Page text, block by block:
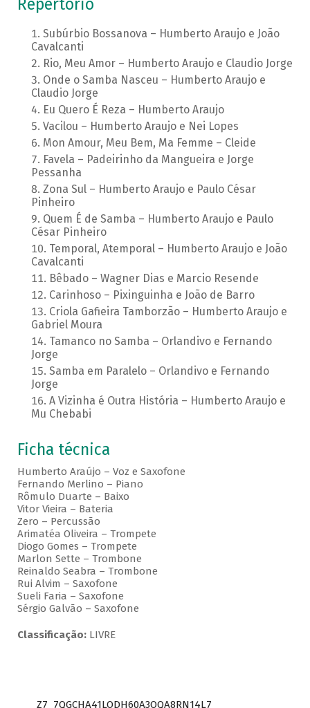
Repertório
Subúrbio Bossanova – Humberto Araujo e João
Cavalcanti
Rio, Meu Amor – Humberto Araujo e Claudio Jorge
Onde o Samba Nasceu – Humberto Araujo e
Claudio Jorge
Eu Quero É Reza – Humberto Araujo
Vacilou – Humberto Araujo e Nei Lopes
Mon Amour, Meu Bem, Ma Femme – Cleide
Favela – Padeirinho da Mangueira e Jorge
Pessanha
Zona Sul – Humberto Araujo e Paulo César
Pinheiro
Quem É de Samba – Humberto Araujo e Paulo
César Pinheiro
Temporal, Atemporal – Humberto Araujo e João
Cavalcanti
Bêbado – Wagner Dias e Marcio Resende
Carinhoso – Pixinguinha e João de Barro
Criola Gafieira Tamborzão – Humberto Araujo e
Gabriel Moura
Tamanco no Samba – Orlandivo e Fernando
Jorge
Samba em Paralelo – Orlandivo e Fernando
Jorge
A Vizinha é Outra História – Humberto Araujo e
Mu Chebabi
Ficha técnica
Humberto Araújo – Voz e Saxofone
Fernando Merlino – Piano
Rômulo Duarte – Baixo
Vitor Vieira – Bateria
Zero – Percussão
Arimatéa Oliveira – Trompete
Diogo Gomes – Trompete
Marlon Sette – Trombone
Reinaldo Seabra – Trombone
Rui Alvim – Saxofone
Sueli Faria – Saxofone
Sérgio Galvão – Saxofone
Classificação:LIVRE
Z7_7QGCHA41LODH60A3OQA8RN14L7